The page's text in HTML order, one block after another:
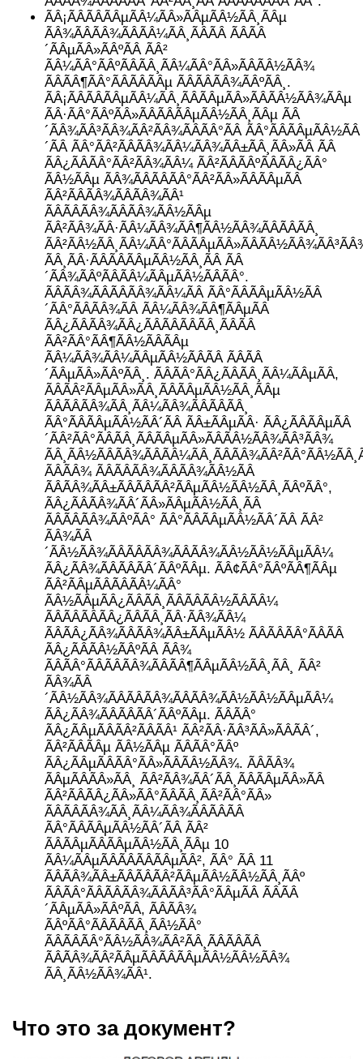
ÃÂ¡ÃÂÃÂÃÂµÃÂ¼ÃÂ»ÃÂµÃÂ½ÃÂ¸ÃÂµ
ÃÂ¾ÃÂÃÂ¾ÃÂÃÂ¼ÃÂ¸ÃÂÃÂ ÃÂÃÂ
´ÃÂµÃÂ»ÃÂºÃÂ ÃÂ²
ÃÂ¼ÃÂ°ÃÂºÃÂÃÂ¸ÃÂ¼ÃÂ°ÃÂ»ÃÂÃÂ½ÃÂ¾
ÃÂÃÂ¶ÃÂ°ÃÂÃÂÃÂµ ÃÂÃÂÃÂ¾ÃÂºÃÂ¸.
ÃÂ¡ÃÂÃÂÃÂµÃÂ¼ÃÂ¸ÃÂÃÂµÃÂ»ÃÂÃÂ½ÃÂ¾ÃÂµ
ÃÂ·ÃÂ°ÃÂºÃÂ»ÃÂÃÂÃÂµÃÂ½ÃÂ¸ÃÂµ ÃÂ
´ÃÂ¾ÃÂ³ÃÂ¾ÃÂ²ÃÂ¾ÃÂÃÂ°ÃÂ ÃÂ°ÃÂÃÂµÃÂ½ÃÂ
´ÃÂ ÃÂ°ÃÂ²ÃÂÃÂ¾ÃÂ¼ÃÂ¾ÃÂ±ÃÂ¸ÃÂ»ÃÂ ÃÂ
ÃÂ¿ÃÂÃÂ°ÃÂ²ÃÂ¾ÃÂ¼ ÃÂ²ÃÂÃÂºÃÂÃÂ¿ÃÂ°
ÃÂ½ÃÂµ ÃÂ¾ÃÂÃÂÃÂ°ÃÂ²ÃÂ»ÃÂÃÂµÃÂ
ÃÂ²ÃÂÃÂ¾ÃÂÃÂ¾ÃÂ¹
ÃÂÃÂÃÂ¾ÃÂÃÂ¾ÃÂ½ÃÂµ
ÃÂ²ÃÂ¾ÃÂ·ÃÂ¼ÃÂ¾ÃÂ¶ÃÂ½ÃÂ¾ÃÂÃÂÃÂ¸
ÃÂ¸ÃÂ·ÃÂÃÂÃÂµÃÂ½ÃÂ¸ÃÂ ÃÂ
´ÃÂ¾ÃÂºÃÂÃÂ¼ÃÂµÃÂ½ÃÂÃÂ°.
ÃÂÃÂ¾ÃÂÃÂÃÂ¾ÃÂ¼ÃÂ ÃÂ°ÃÂÃÂµÃÂ½ÃÂ
´ÃÂ°ÃÂÃÂ¾ÃÂ ÃÂ¼ÃÂ¾ÃÂ¶ÃÂµÃÂ
ÃÂ¿ÃÂÃÂ¾ÃÂ¿ÃÂÃÂÃÂÃÂ¸ÃÂÃÂ
ÃÂ²ÃÂ°ÃÂ¶ÃÂ½ÃÂÃÂµ
ÃÂ¼ÃÂ¾ÃÂ¼ÃÂµÃÂ½ÃÂÃÂ ÃÂÃÂ
´ÃÂµÃÂ»ÃÂºÃÂ¸. ÃÂÃÂ°ÃÂ¿ÃÂÃÂ¸ÃÂ¼ÃÂµÃÂ,
ÃÂÃÂ²ÃÂµÃÂ»ÃÂ¸ÃÂÃÂµÃÂ½ÃÂ¸ÃÂµ
ÃÂÃÂÃÂ¾ÃÂ¸ÃÂ¼ÃÂ¾ÃÂÃÂÃÂ¸
ÃÂ°ÃÂÃÂµÃÂ½ÃÂ´ÃÂ ÃÂ±ÃÂµÃÂ· ÃÂ¿ÃÂÃÂµÃÂ
´ÃÂ²ÃÂ°ÃÂÃÂ¸ÃÂÃÂµÃÂ»ÃÂÃÂ½ÃÂ¾ÃÂ³ÃÂ¾
ÃÂÃÂ¾ ÃÂÃÂÃÂ¾ÃÂÃÂ¾ÃÂ½ÃÂ
ÃÂÃÂ¾ÃÂ±ÃÂÃÂÃÂ²ÃÂµÃÂ½ÃÂ½ÃÂ¸ÃÂºÃÂ°,
ÃÂ¿ÃÂÃÂ¾ÃÂ´ÃÂ»ÃÂµÃÂ½ÃÂ¸ÃÂ
ÃÂÃÂÃÂ¾ÃÂºÃÂ° ÃÂ°ÃÂÃÂµÃÂ½ÃÂ´ÃÂ ÃÂ²
ÃÂ¾ÃÂ
´ÃÂ½ÃÂ¾ÃÂÃÂÃÂ¾ÃÂÃÂ¾ÃÂ½ÃÂ½ÃÂµÃÂ¼
ÃÂ¿ÃÂ¾ÃÂÃÂÃÂ´ÃÂºÃÂµ. ÃÂ¢ÃÂ°ÃÂºÃÂ¶ÃÂµ
ÃÂ²ÃÂµÃÂÃÂÃÂ¼ÃÂ°
ÃÂ½ÃÂµÃÂ¿ÃÂÃÂ¸ÃÂÃÂÃÂ½ÃÂÃÂ¼
ÃÂÃÂÃÂÃÂ¿ÃÂÃÂ¸ÃÂ·ÃÂ¾ÃÂ¼
ÃÂÃÂ¿ÃÂ¾ÃÂÃÂ¾ÃÂ±ÃÂµÃÂ½ ÃÂÃÂÃÂ°ÃÂÃÂ
ÃÂ¿ÃÂÃÂ½ÃÂºÃÂ ÃÂ¾
ÃÂÃÂ°ÃÂÃÂÃÂ¾ÃÂÃÂ¶ÃÂµÃÂ½ÃÂ¸ÃÂ¸ ÃÂ²
ÃÂ¾ÃÂ
´ÃÂ½ÃÂ¾ÃÂÃÂÃÂ¾ÃÂÃÂ¾ÃÂ½ÃÂ½ÃÂµÃÂ¼
ÃÂ¿ÃÂ¾ÃÂÃÂÃÂ´ÃÂºÃÂµ. ÃÂÃÂ°
ÃÂ¿ÃÂµÃÂÃÂ²ÃÂÃÂ¹ ÃÂ²ÃÂ·ÃÂ³ÃÂ»ÃÂÃÂ´,
ÃÂ²ÃÂÃÂµ ÃÂ½ÃÂµ ÃÂÃÂ°ÃÂº
ÃÂ¿ÃÂµÃÂÃÂ°ÃÂ»ÃÂÃÂ½ÃÂ¾. ÃÂÃÂ¾
ÃÂµÃÂÃÂ»ÃÂ¸ ÃÂ²ÃÂ¾ÃÂ´ÃÂ¸ÃÂÃÂµÃÂ»ÃÂ
ÃÂ²ÃÂÃÂ¿ÃÂ»ÃÂ°ÃÂÃÂ¸ÃÂ²ÃÂ°ÃÂ»
ÃÂÃÂÃÂ¾ÃÂ¸ÃÂ¼ÃÂ¾ÃÂÃÂÃÂ
ÃÂ°ÃÂÃÂµÃÂ½ÃÂ´ÃÂ ÃÂ²
ÃÂÃÂµÃÂÃÂµÃÂ½ÃÂ¸ÃÂµ 10
ÃÂ¼ÃÂµÃÂÃÂÃÂÃÂµÃÂ², ÃÂ° ÃÂ 11
ÃÂÃÂ¾ÃÂ±ÃÂÃÂÃÂ²ÃÂµÃÂ½ÃÂ½ÃÂ¸ÃÂº
ÃÂÃÂ°ÃÂÃÂÃÂ¾ÃÂÃÂ³ÃÂ°ÃÂµÃÂ ÃÂÃÂ
´ÃÂµÃÂ»ÃÂºÃÂ, ÃÂÃÂ¾
ÃÂºÃÂ°ÃÂÃÂÃÂ¸ÃÂ½ÃÂ°
ÃÂÃÂÃÂ°ÃÂ½ÃÂ¾ÃÂ²ÃÂ¸ÃÂÃÂÃÂ
ÃÂÃÂ¾ÃÂ²ÃÂµÃÂÃÂÃÂµÃÂ½ÃÂ½ÃÂ¾
ÃÂ¸ÃÂ½ÃÂ¾ÃÂ¹.
Что это за документ?